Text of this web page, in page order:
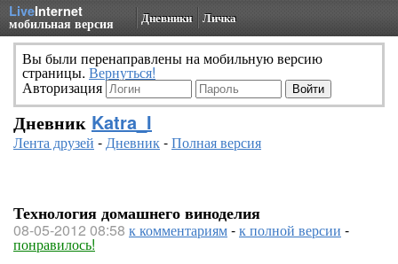
LiveInternet
мобильная версия Дневники Личка
Вы были перенаправлены на мобильную версию
страницы. Вернуться!
Авторизация
Дневник Katra_I
Лента друзей -Дневник-Полная версия
Технология домашнего виноделия
08-05-2012 08:58 к комментариям-к полной версии -
понравилось!